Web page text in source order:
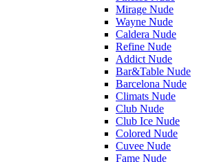
Mirage Nude
Wayne Nude
Caldera Nude
Refine Nude
Addict Nude
Bar&Table Nude
Barcelona Nude
Climats Nude
Club Nude
Club Ice Nude
Colored Nude
Cuvee Nude
Fame Nude